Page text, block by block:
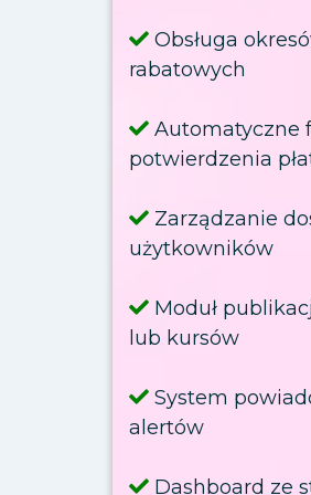
Obsługa
rabatowych
Automatyczne
potwierdzenia
Zarządzanie
użytkowników
Moduł
lub kursów
System
alertów
Dashboard ze